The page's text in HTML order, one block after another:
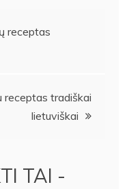
receptas
receptas tradiškai
lietuviškai
TAI -